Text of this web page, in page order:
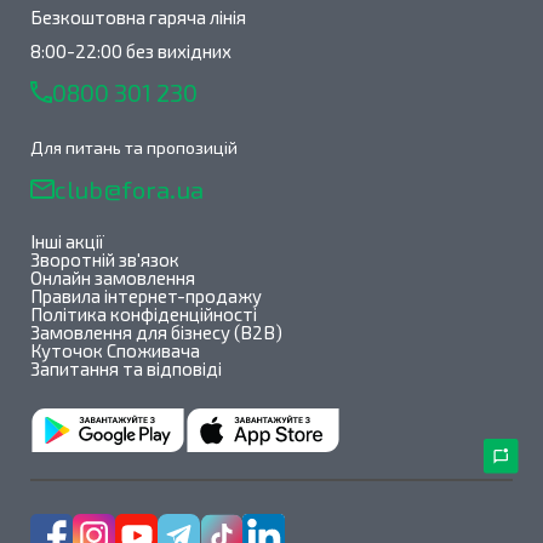
Безкоштовна гаряча лінія
8:00-22:00 без вихідних
0800 301 230
Для питань та пропозицій
club@fora.ua
Інші акції
Зворотній зв'язок
Онлайн замовлення
Правила інтернет-продажу
Політика конфіденційності
Замовлення для бізнесу (B2B)
Куточок Споживача
Запитання та відповіді